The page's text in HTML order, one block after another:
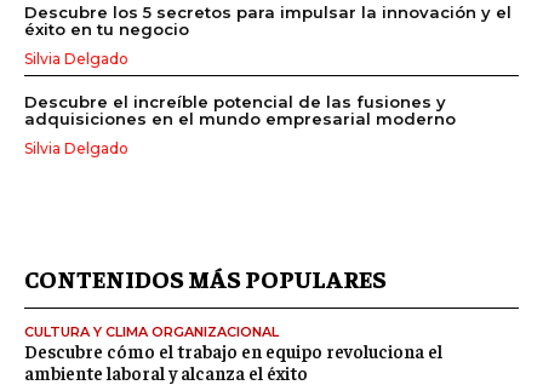
Descubre los 5 secretos para impulsar la innovación y el
éxito en tu negocio
Silvia Delgado
Descubre el increíble potencial de las fusiones y
adquisiciones en el mundo empresarial moderno
Silvia Delgado
CONTENIDOS MÁS POPULARES
CULTURA Y CLIMA ORGANIZACIONAL
Descubre cómo el trabajo en equipo revoluciona el
ambiente laboral y alcanza el éxito